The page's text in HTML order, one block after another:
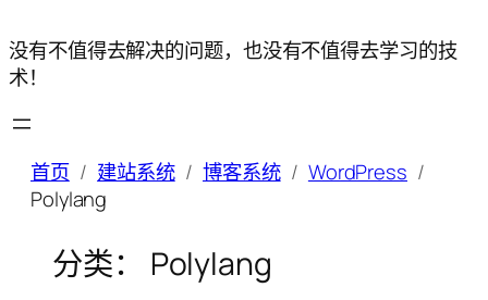
没有不值得去解决的问题，也没有不值得去学习的技
术！
首页 建站系统 博客系统
WordPress
Polylang
分类： Polylang